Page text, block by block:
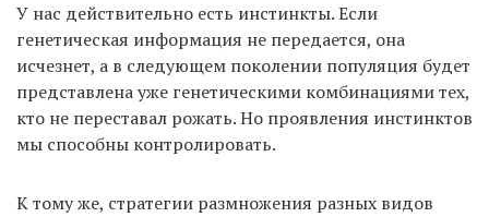
У нас действительно есть инстинкты. Если
генетическая информация не передается, она
исчезнет, а в следующем поколении популяция будет
представлена уже генетическими комбинациями тех,
кто не переставал рожать. Но проявления инстинктов
мы способны контролировать.
К тому же, стратегии размножения разных видов